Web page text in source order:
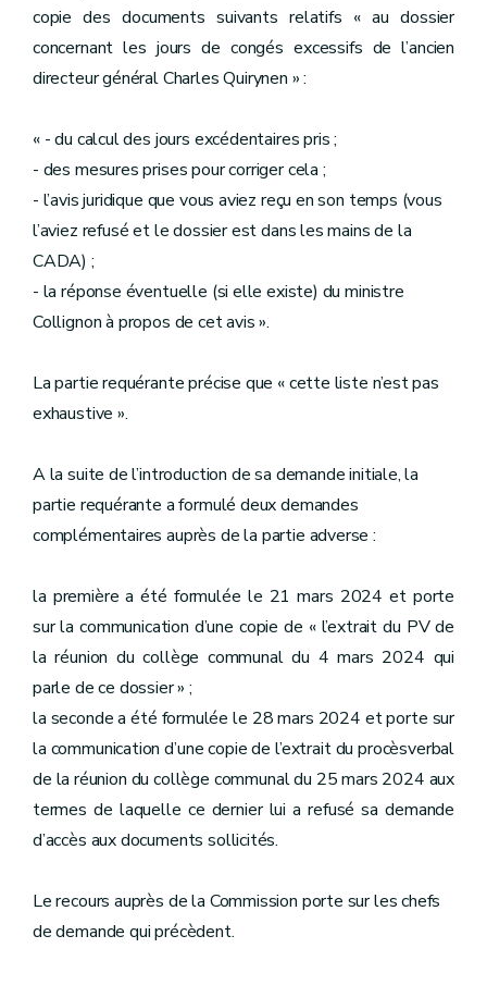
copie des documents suivants relatifs « au dossier
concernant les jours de congés excessifs de l’ancien
directeur général Charles Quirynen » :
« - du calcul des jours excédentaires pris ;
- des mesures prises pour corriger cela ;
- l’avis juridique que vous aviez reçu en son temps (vous
l’aviez refusé et le dossier est dans les mains de la
CADA) ;
- la réponse éventuelle (si elle existe) du ministre
Collignon à propos de cet avis ».
La partie requérante précise que « cette liste n’est pas
exhaustive ».
A la suite de l’introduction de sa demande initiale, la
partie requérante a formulé deux demandes
complémentaires auprès de la partie adverse :
la première a été formulée le 21 mars 2024 et porte
sur la communication d’une copie de « l’extrait du PV de
la réunion du collège communal du 4 mars 2024 qui
parle de ce dossier » ;
la seconde a été formulée le 28 mars 2024 et porte sur
la communication d’une copie de l’extrait du procèsverbal
de la réunion du collège communal du 25 mars 2024 aux
termes de laquelle ce dernier lui a refusé sa demande
d’accès aux documents sollicités.
Le recours auprès de la Commission porte sur les chefs
de demande qui précèdent.